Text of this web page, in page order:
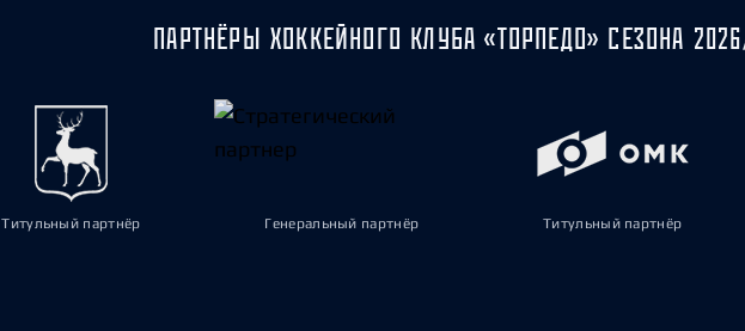
ПАРТНЁРЫ ХОККЕЙНОГО КЛУБА «ТОРПЕДО» СЕЗОНА
Титульный партнёр Генеральный партнёр Титульный партнёр